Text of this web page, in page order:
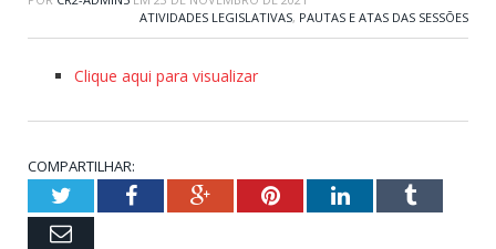
ATIVIDADES LEGISLATIVAS, PAUTAS E ATAS DAS SESSÕES
Clique aqui para visualizar
COMPARTILHAR:
TwitterFacebookGoogle+PinterestLinkedInTumblr
Email